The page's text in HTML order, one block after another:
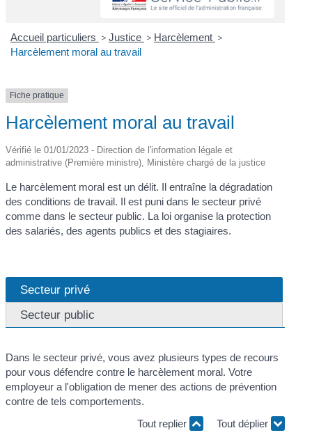
Accueil particuliers > Justice > Harcèlement >
Harcèlement moral au travail
Fiche pratique
Harcèlement moral au travail
Vérifié le 01/01/2023 - Direction de l'information légale et
administrative (Première ministre), Ministère chargé de la justice
Le harcèlement moral est un délit. Il entraîne la dégradation
des conditions de travail. Il est puni dans le secteur privé
comme dans le secteur public. La loi organise la protection
des salariés, des agents publics et des stagiaires.
Secteur privé
Secteur public
Dans le secteur privé, vous avez plusieurs types de recours
pour vous défendre contre le harcèlement moral. Votre
employeur a l'obligation de mener des actions de prévention
contre de tels comportements.
Tout replier
Tout déplier